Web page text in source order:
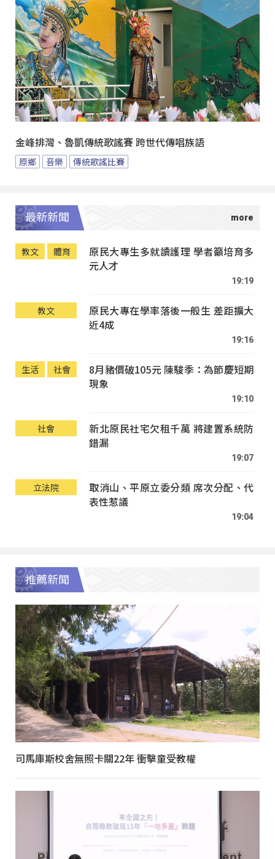
金峰排灣、魯凱傳統歌謠賽 跨世代傳唱族語
原鄉 音樂 傳統歌謠比賽
最新新聞
教文 體育
原民大專生多就讀護理 學者籲培育多
元人才
19:19
教文
原民大專在學率落後一般生 差距擴大
近4成
19:16
生活 社會
8月豬價破105元 陳駿季：為節慶短期
現象
19:10
社會
新北原民社宅欠租千萬 將建置系統防
錯漏
19:07
立法院
取消山、平原立委分類 席次分配、代
表性惹議
19:04
推薦新聞
司馬庫斯校舍無照卡關22年 衝擊童受教權